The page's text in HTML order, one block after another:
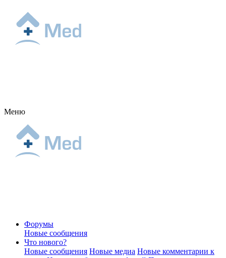
Меню
Форумы
Новые сообщения
Что нового?
Новые сообщения Новые медиа Новые комментарии к